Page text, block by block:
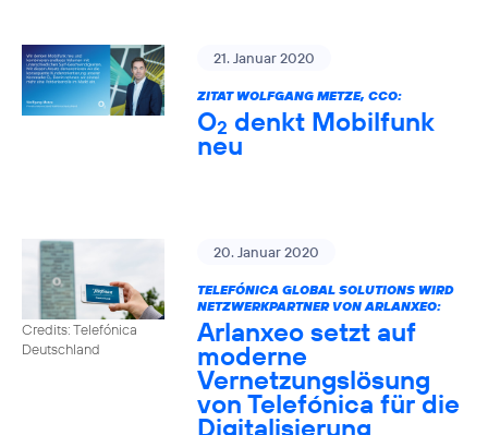
21. Januar 2020
ZITAT WOLFGANG METZE, CCO:
O2 denkt Mobilfunk
neu
Credits: Telefónica
Deutschland
20. Januar 2020
TELEFÓNICA GLOBAL SOLUTIONS WIRD
NETZWERKPARTNER VON ARLANXEO:
Arlanxeo setzt auf
moderne
Vernetzungslösung
von Telefónica für die
Digitalisierung